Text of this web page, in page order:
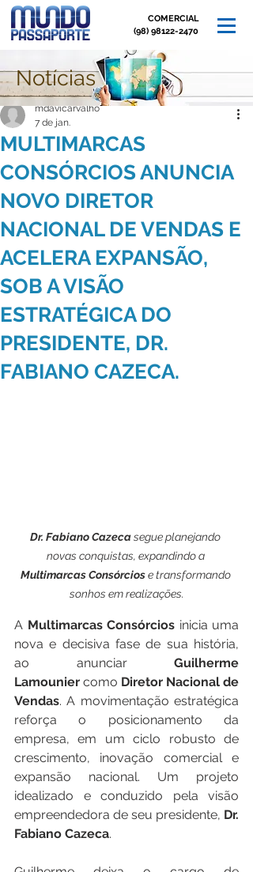
COMERCIAL
(98) 98122-2470
Post
MULTIMARCAS
CONSÓRCIOS ANUNCIA
NOVO DIRETOR
NACIONAL DE VENDAS E
ACELERA EXPANSÃO,
SOB A VISÃO
ESTRATÉGICA DO
PRESIDENTE, DR.
FABIANO CAZECA.
mdavicarvalho
7 de jan.
Dr. Fabiano Cazeca segue planejando
novas conquistas, expandindo a
Multimarcas Consórcios e transformando
sonhos em realizações.
A Multimarcas Consórcios inicia uma
nova e decisiva fase de sua história,
ao anunciar Guilherme
Lamounier como Diretor Nacional de
Vendas. A movimentação estratégica
reforça o posicionamento da
empresa, em um ciclo robusto de
crescimento, inovação comercial e
expansão nacional. Um projeto
idealizado e conduzido pela visão
empreendedora de seu presidente, Dr.
Fabiano Cazeca.
Notícias